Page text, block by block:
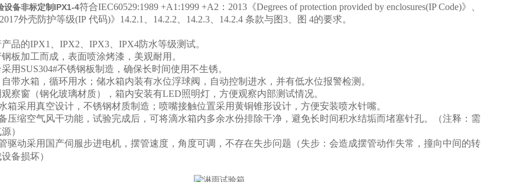
设备非标定制IPX1-4符合IEC60529:1989 +A1:1999 +A2：2013《Degrees of protection provided by enclosures(IP Code)》、
2017外壳防护等级(IP 代码)》 14.2.1 14.2.2 14.2.3 14.2.4 条款与图3 、图 4的要求。
品的IPX1、IPX2、IPX3、IPX4防水等级测试。
板加工而成，表面喷涂烤漆，美观耐用。
用SUS304#不锈钢板制造，确保长时间使用不生锈。
带水箱，循环用水；储水箱内装有水位浮球阀，自动控制进水，并有低水位报警检测。
察窗（钢化玻璃材质），箱内安装有LED照明灯，方便观察内部测试情况。
水箱采用真空设计，不锈钢材质制造；喷嘴接触位置采用黄铜锥形设计，方便安装喷水针嘴。
备压缩空气风干功能，试验完成后，可将滴水箱内多余水份排除干净，避免长时间积水结垢而堵塞针孔。（注释：需
）
管驱动采用国产伺服步进电机，摆管速度，角度可调，不存在失步问题（失步：会造成摆管动作失常，撞向中间的转
备损坏）